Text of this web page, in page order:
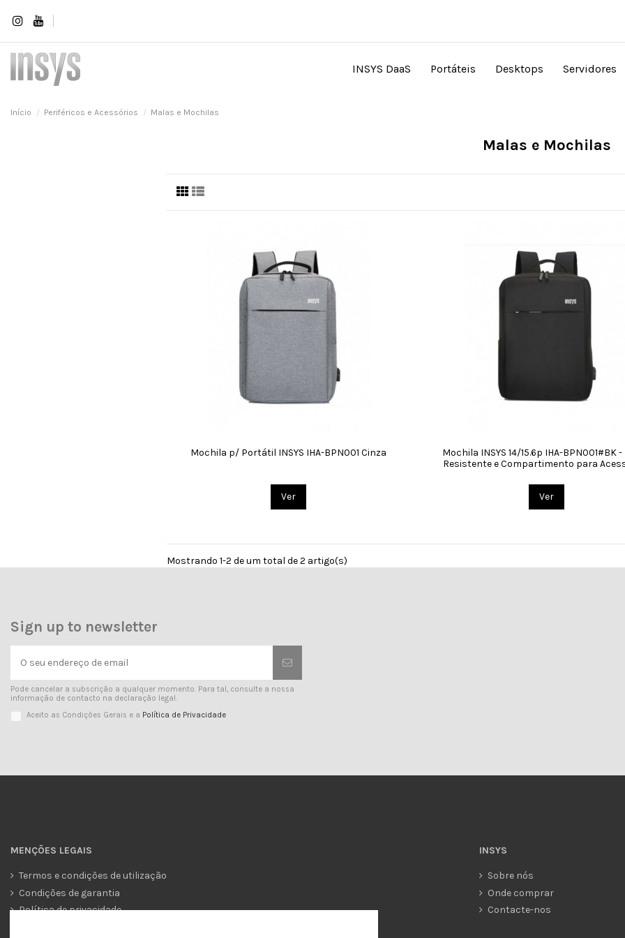
INSYS DaaS Portáteis Desktops Servidores
Início Periféricos e Acessórios Malas e Mochilas
Malas e Mochilas
Mochila p/ Portátil INSYS IHA-BPN001 Cinza
Ver
Mochila INSYS 14/15.6p IHA-BPN001#BK
Resistente e Compartimento para
Ver
Mostrando 1-2 de um total de 2 artigo(s)
Sign up to newsletter
Pode cancelar a subscrição a qualquer momento. Para tal, consulte a nossa
informação de contacto na declaração legal.
Aceito as Condições Gerais e a Política de Privacidade
MENÇÕES LEGAIS
Termos e condições de utilização
Condições de garantia
Política de privacidade
INSYS
Sobre nós
Onde comprar
Contacte-nos